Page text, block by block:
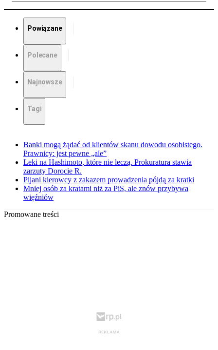
Powiązane
Polecane
Najnowsze
Tagi
Banki mogą żądać od klientów skanu dowodu osobistego.
Prawnicy: jest pewne „ale”
Leki na Hashimoto, które nie leczą. Prokuratura stawia
zarzuty Dorocie R.
Pijani kierowcy z zakazem prowadzenia pójdą za kratki
Mniej osób za kratami niż za PiS, ale znów przybywa
więźniów
Promowane treści